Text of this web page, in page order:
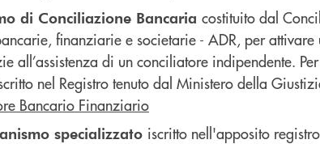
di Conciliazione Bancaria costituito dal
finanziarie e societarie - ADR, per
all’assistenza di un conciliatore indipendente.
nel Registro tenuto dal Ministero della
Bancario Finanziario
specializzato iscritto nell'apposito